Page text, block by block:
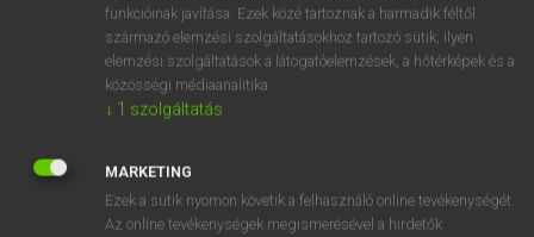
DÍJMENTES ANGOL SZÓTÁR
streamlet
streamline
funkcióinak javítása. Ezek közé tartoznak a harmadik féltől
származó elemzési szolgáltatásokhoz tartozó sütik; ilyen
elemzési szolgáltatások a látogatóelemzések, a hőtérképek és a
közösségi médiaanalitika.
↓ 1 szolgáltatás
MARKETING
Ezek a sütik nyomon követik a felhasználó online tevékenységét.
Az online tevékenységek megismerésével a hirdetők